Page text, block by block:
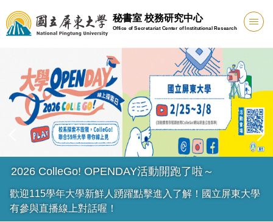
跳
到
主
區
秘書室 校務研究中心
Office of Secretariat Center of Institutional Research
2026 ColleGo! OPENDAY活動開跑了啦～
歡迎115學年大學新鮮人踴躍點擊進入了解！國立屏東大學
有參與直播線上對話喔！